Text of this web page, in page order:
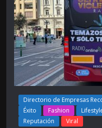
Directorio de Empresas
Éxito
Fashion
Reputación
Viral